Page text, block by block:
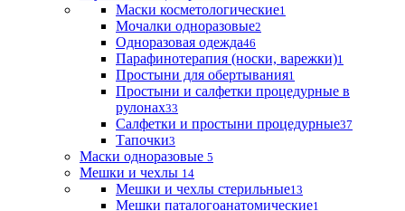
Маски косметологические1
Мочалки одноразовые2
Одноразовая одежда46
Парафинотерапия (носки, варежки)1
Простыни для обертывания1
Простыни и салфетки процедурные в
рулонах33
Салфетки и простыни процедурные37
Тапочки3
Маски одноразовые 5
Мешки и чехлы 14
Мешки и чехлы стерильные13
Мешки паталогоанатомические1